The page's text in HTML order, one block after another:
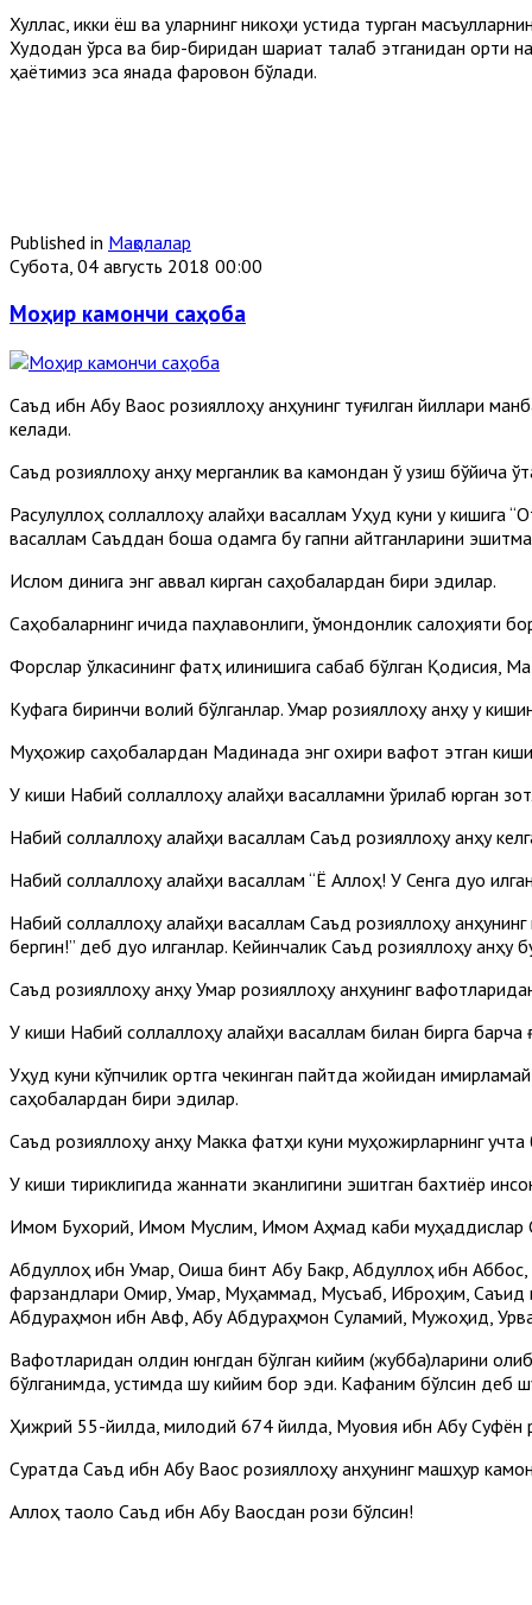
Хуллас, икки ёш ва уларнинг никоҳи устида турган
Худодан қўрқса ва бир-биридан шариат талаб этганидан ортиқ
ҳаётимиз эса янада фаровон бўлади.
Published in Мақолалар
Субота, 04 августь 2018 00:00
Моҳир камончи саҳоба
Саъд ибн Абу Ваққос розияллоҳу анҳунинг туғилган йиллари
келади.
Саъд розияллоҳу анҳу мерганлик ва камондан ўқ узиш бўйича
Расулуллоҳ соллаллоҳу алайҳи васаллам Уҳуд куни у кишига
васаллам Саъддан бошқа одамга бу гапни айтганларини
Ислом динига энг аввал кирган саҳобалардан бири эдилар.
Саҳобаларнинг ичида паҳлавонлиги, қўмондонлик салоҳияти
Форслар ўлкасининг фатҳ қилинишига сабаб бўлган Қодисия,
Куфага биринчи волий бўлганлар. Умар розияллоҳу анҳу у
Муҳожир саҳобалардан Мадинада энг охири вафот этган
У киши Набий соллаллоҳу алайҳи васалламни қўриқлаб юрган
Набий соллаллоҳу алайҳи васаллам Саъд розияллоҳу анҳу
Набий соллаллоҳу алайҳи васаллам “Ё Аллоҳ! У Сенга дуо
Набий соллаллоҳу алайҳи васаллам Саъд розияллоҳу анҳунинг
бергин!” деб дуо қилганлар. Кейинчалик Саъд розияллоҳу анҳу
Саъд розияллоҳу анҳу Умар розияллоҳу анҳунинг
У киши Набий соллаллоҳу алайҳи васаллам билан бирга барча
Уҳуд куни кўпчилик ортга чекинган пайтда жойидан
саҳобалардан бири эдилар.
Саъд розияллоҳу анҳу Макка фатҳи куни муҳожирларнинг
У киши тириклигида жаннати эканлигини эшитган бахтиёр
Имом Бухорий, Имом Муслим, Имом Аҳмад каби муҳаддислар
Абдуллоҳ ибн Умар, Оиша бинт Абу Бакр, Абдуллоҳ ибн
фарзандлари Омир, Умар, Муҳаммад, Мусъаб, Иброҳим,
Абдураҳмон ибн Авф, Абу Абдураҳмон Суламий, Мужоҳид, Урва
Вафотларидан олдин юнгдан бўлган кийим (жубба)ларини
бўлганимда, устимда шу кийим бор эди. Кафаним бўлсин деб шу
Ҳижрий 55-йилда, милодий 674 йилда, Муовия ибн Абу Суфён
Суратда Саъд ибн Абу Ваққос розияллоҳу анҳунинг машҳур
Аллоҳ таоло Саъд ибн Абу Ваққосдан рози бўлсин!